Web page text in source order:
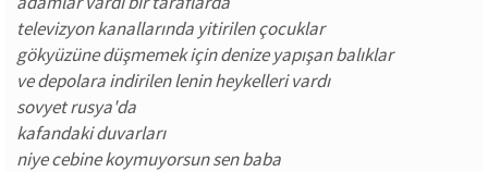
televizyon kanallarında yitirilen çocuklar
gökyüzüne düşmemek için denize yapışan balıklar
ve depolara indirilen lenin heykelleri vardı
sovyet rusya'da
kafandaki duvarları
niye cebine koymuyorsun sen baba